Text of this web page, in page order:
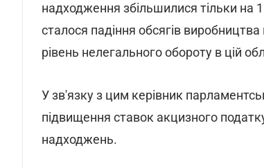
надходження збільшилися тільки на
сталося падіння обсягів
рівень нелегального обороту в цій
У зв'язку з цим керівник
підвищення ставок акцизного
надходжень.